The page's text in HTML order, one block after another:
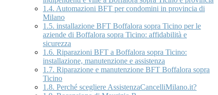
1.4. Automazioni BFT per condomini in provincia di
Milano
1.5. installazione BFT Boffalora sopra Ticino per le
aziende di Boffalora sopra Ticino: affidabilità e
sicurezza
1.6. Riparazioni BFT a Boffalora sopra Ticino:
installazione, manutenzione e assistenza
1.7. Riparazione e manutenzione BFT Boffalora sopra
Ticino
1.8. Perché scegliere AssistenzaCancelliMilano.it?